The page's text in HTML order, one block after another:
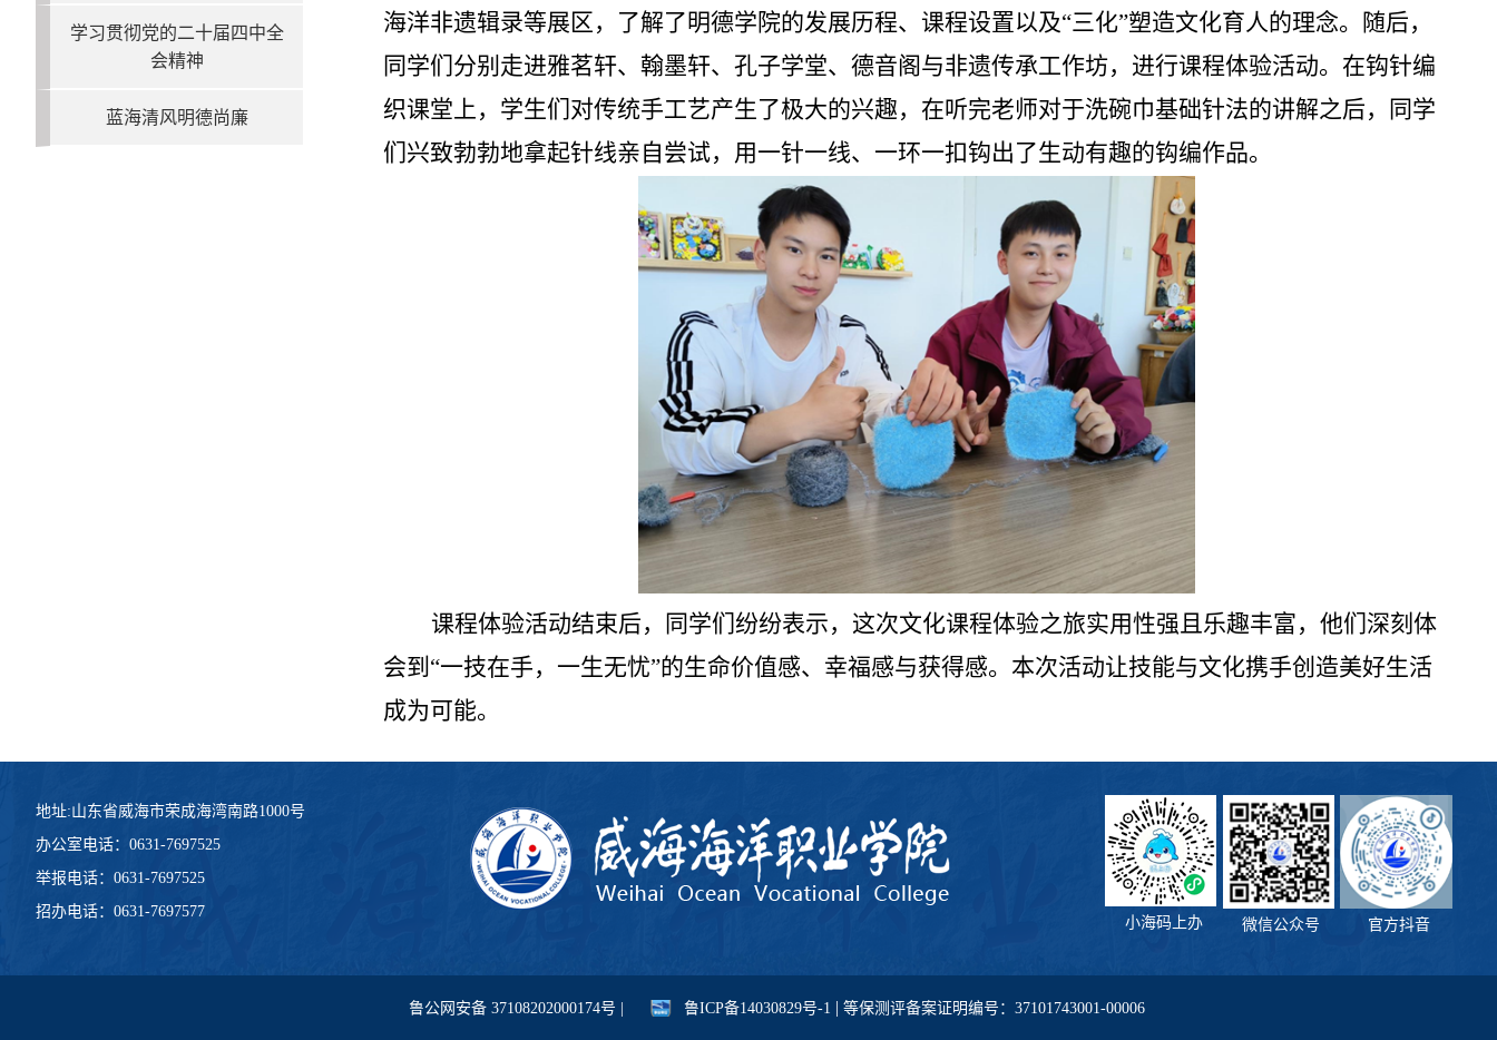
学习贯彻党的二十届四中全
会精神
蓝海清风明德尚廉
海洋非遗辑录等展区，了解了明德学院的发展历程、课程设置以及“三化”塑造文化育人的理念。随后，
同学们分别走进雅茗轩、翰墨轩、孔子学堂、德音阁与非遗传承工作坊，进行课程体验活动。在钩针编
织课堂上，学生们对传统手工艺产生了极大的兴趣，在听完老师对于洗碗巾基础针法的讲解之后，同学
们兴致勃勃地拿起针线亲自尝试，用一针一线、一环一扣钩出了生动有趣的钩编作品。
课程体验活动结束后，同学们纷纷表示，这次文化课程体验之旅实用性强且乐趣丰富，他们深刻体
会到“一技在手，一生无忧”的生命价值感、幸福感与获得感。本次活动让技能与文化携手创造美好生活
成为可能。
地址:山东省威海市荣成海湾南路1000号
办公室电话：0631-7697525
举报电话：0631-7697525
招办电话：0631-7697577
小海码上办 微信公众号 官方抖音
鲁公网安备 37108202000174号 | 鲁ICP备14030829号-1 | 等保测评备案证明编号：37101743001-00006